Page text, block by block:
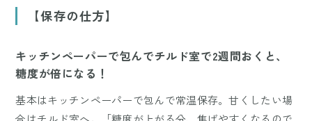
【保存の仕方】
キッチンペーパーで包んでチルド室で2週間おくと、
糖度が倍になる！
基本はキッチンペーパーで包んで常温保存。甘くしたい場